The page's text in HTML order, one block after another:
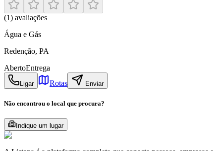
(1) avaliações
Água e Gás
Redenção, PA
AbertoEntrega
Ligar Rotas Enviar
Não encontrou o local que procura?
Indique um lugar